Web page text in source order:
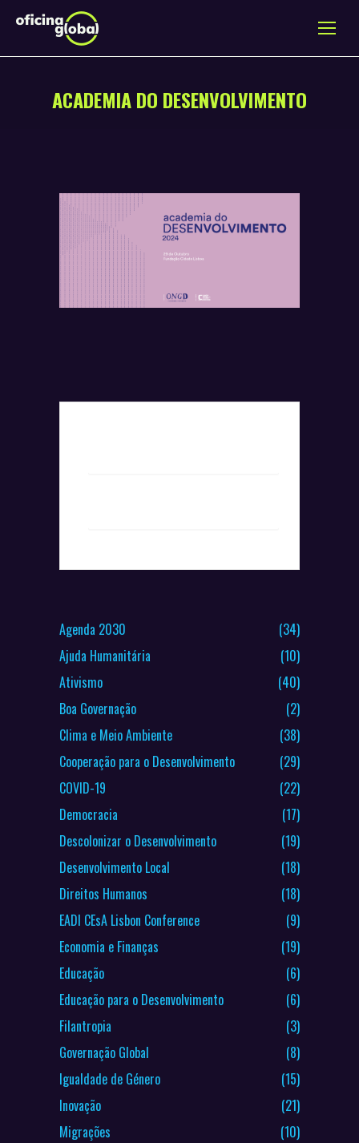
ACADEMIA DO DESENVOLVIMENTO
Agenda 2030
(34)
Ajuda Humanitária
(10)
Ativismo
(40)
Boa Governação
(2)
Clima e Meio Ambiente
(38)
Cooperação para o Desenvolvimento
(29)
COVID-19
(22)
Democracia
(17)
Descolonizar o Desenvolvimento
(19)
Desenvolvimento Local
(18)
Direitos Humanos
(18)
EADI CEsA Lisbon Conference
(9)
Economia e Finanças
(19)
Educação
(6)
Educação para o Desenvolvimento
(6)
Filantropia
(3)
Governação Global
(8)
Igualdade de Género
(15)
Inovação
(21)
Migrações
(10)